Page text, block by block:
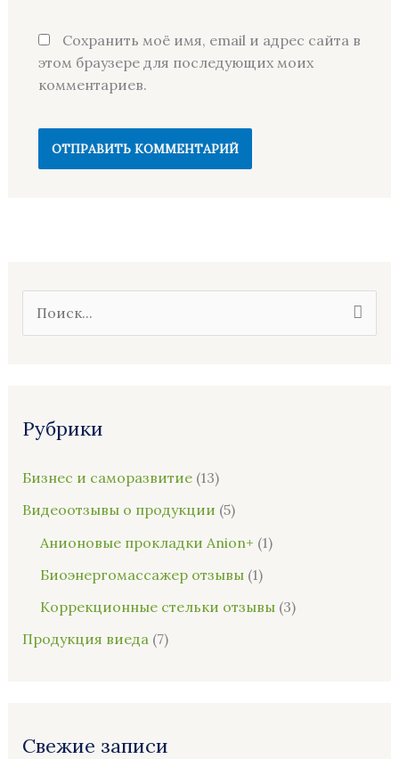
к
Рубрики
Бизнес и саморазвитие(13)
Видеоотзывы о продукции (5)
Анионовые прокладки Anion+ (1)
Биоэнергомассажер отзывы(1)
Коррекционные стельки отзывы(3)
Продукция виеда (7)
Свежие записи
Сохранить моё имя, email и адрес сайта в
этом браузере для последующих моих
комментариев.